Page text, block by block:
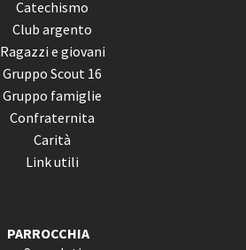
Catechismo
Club argento
Ragazzi e giovani
Gruppo Scout 16
Gruppo famiglie
Confraternita
Carità
Link utili
PARROCCHIA